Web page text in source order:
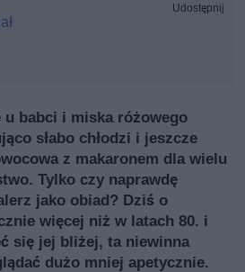
Udostępnij
u babci i miska różowego
słabo chłodzi i jeszcze
z makaronem dla wielu
Tylko czy naprawdę
jako obiad? Dziś o
więcej niż w latach 80. i
się jej bliżej, ta niewinna
dużo mniej apetycznie.